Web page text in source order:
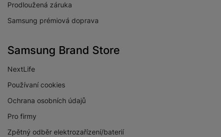
Prodloužená záruka
Samsung prémiová doprava
Samsung Brand Store
NextLife
Používaní cookies
Ochrana osobních údajů
Pro firmy
Zpětný odběr elektrozařízení/baterií